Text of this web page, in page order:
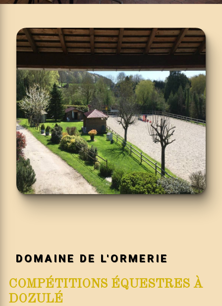
DOMAINE DE L'ORMERIE
COMPÉTITIONS ÉQUESTRES À
DOZULÉ